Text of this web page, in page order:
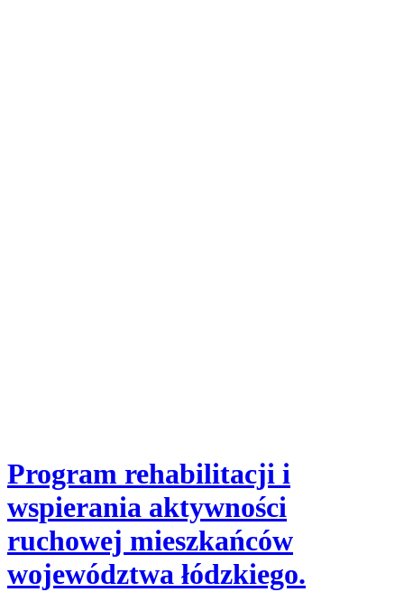
Program rehabilitacji i
wspierania aktywności
ruchowej mieszkańców
województwa łódzkiego.